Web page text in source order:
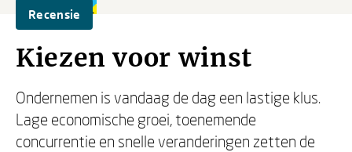
Recensie
Kiezen voor winst
Ondernemen is vandaag de dag een lastige klus.
Lage economische groei, toenemende
concurrentie en snelle veranderingen zetten de